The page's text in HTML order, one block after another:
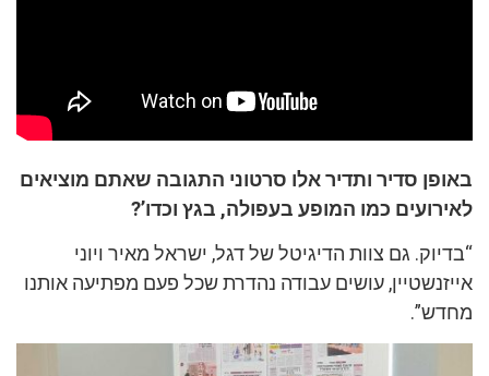
באופן סדיר ותדיר אלו סרטוני התגובה שאתם מוציאים
לאירועים כמו המופע בעפולה, בגץ וכדו’?
“בדיוק. גם צוות הדיגיטל של דגל, ישראל מאיר ויוני
אייזנשטיין, עושים עבודה נהדרת שכל פעם מפתיעה אותנו
מחדש”.